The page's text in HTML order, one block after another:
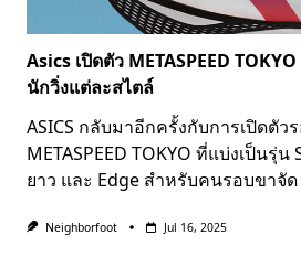
Asics เปิดตัว METASPEED
นักวิ่งแต่ละสไตล์
ASICS กลับมาอีกครั้งกับการเปิดตัว
METASPEED TOKYO ที่แบ่งเป็นรุ่
ยาว และ Edge สำหรับคนรอบขาจัด
Neighborfoot Jul 16, 2025